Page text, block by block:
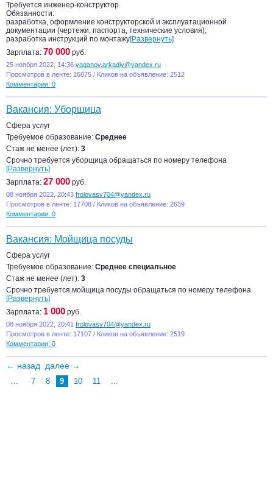
Требуется инженер-конструктор
Обязанности:
разработка, оформление конструкторской и эксплуатационной
документации (чертежи, паспорта, технические условия);
разработка инструкций по монтажу[Развернуть]
Зарплата: 70 000 руб.
25 ноября 2022, 14:36 vaganov.arkadiy@yandex.ru
Просмотров в ленте: 16875 / Кликов на объявление: 2512
Комментарии: 0
Вакансия: Уборщица
Сфера услуг
Требуемое образование: Среднее
Стаж не менее (лет): 3
Срочно требуется уборщица обращаться по номеру телефона
[Развернуть]
Зарплата: 27 000 руб.
08 ноября 2022, 20:43 frolovasv704@yandex.ru
Просмотров в ленте: 17708 / Кликов на объявление: 2639
Комментарии: 0
Вакансия: Мойщица посуды
Сфера услуг
Требуемое образование: Среднее специальное
Стаж не менее (лет): 3
Срочно требуется мойщица посуды обращаться по номеру телефона
[Развернуть]
Зарплата: 1 000 руб.
08 ноября 2022, 20:41 frolovasv704@yandex.ru
Просмотров в ленте: 17107 / Кликов на объявление: 2519
Комментарии: 0
← назад далее →
... 7 8 9 10 11 ...